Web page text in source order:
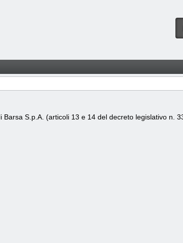
S.p.A. (articoli 13 e 14 del decreto legislativo n.